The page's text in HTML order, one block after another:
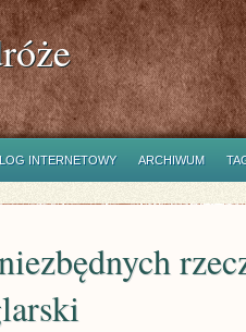
INTERNETOWY ARCHIWUM